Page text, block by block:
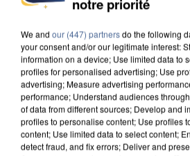
INTERPELLÉ EN ALGÉRIE
We and our (447) partnersdo the following
your consent and/or our legitimate interest:
information on a device; Use limited data to
profiles for personalised advertising; Use
advertising; Measure advertising
performance; Understand audiences
of data from different sources; Develop and
profiles to personalise content; Use profiles
content; Use limited data to select content;
detect fraud, and fix errors; Deliver and